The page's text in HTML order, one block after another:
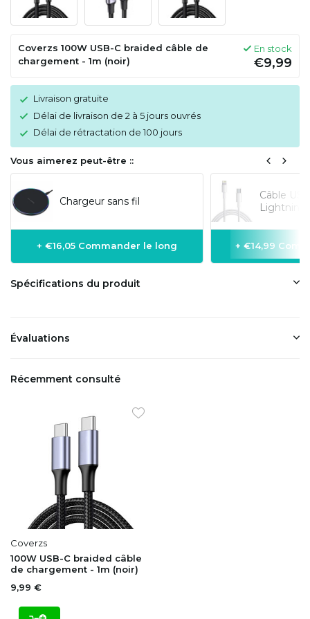
Coverzs 100W USB-C braided câble de
chargement - 1m (noir)
En stock
€9,99
Livraison gratuite
Délai de livraison de 2 à 5 jours ouvrés
Délai de rétractation de 100 jours
Vous aimerez peut-être ::
Chargeur sans fil
+ €16,05 Commander le long
Câble
Lightning
+ €14,99
Spécifications du produit
Évaluations
Récemment consulté
Coverzs
100W USB-C braided câble
de chargement - 1m (noir)
9,99 €